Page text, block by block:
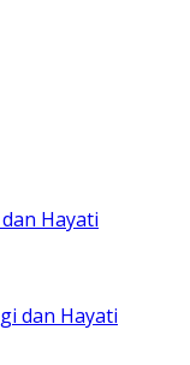
Hayati
dan Hayati